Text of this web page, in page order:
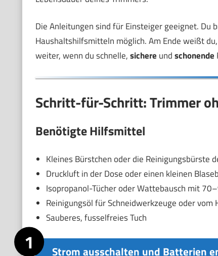
Die Anleitungen sind für Einsteiger geeignet. Du
Haushaltshilfsmitteln möglich. Am Ende weißt
weiter, wenn du schnelle,sichere undschonende
Schritt-für-Schritt: Trimmer
Benötigte Hilfsmittel
Kleines Bürstchen oder die Reinigungsbürste
Druckluft in der Dose oder einen kleinen
Isopropanol-Tücher oder Wattebausch mit
Reinigungsöl für Schneidwerkzeuge oder
Sauberes, fusselfreies Tuch
Strom ausschalten und Batterien